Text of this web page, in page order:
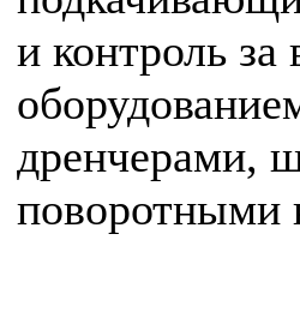
и контроль
дренчерами,
поворотными